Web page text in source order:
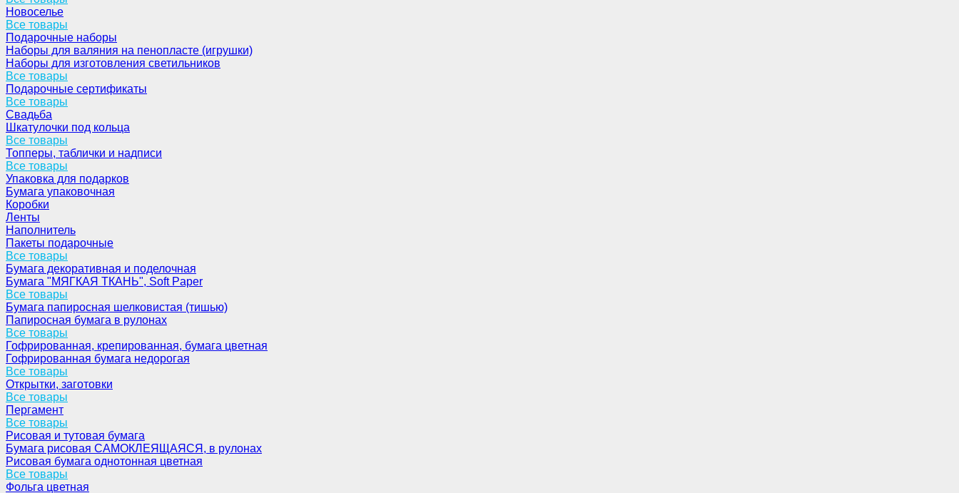
Новоселье
Все товары
Подарочные наборы
Наборы для валяния на пенопласте (игрушки)
Наборы для изготовления светильников
Все товары
Подарочные сертификаты
Все товары
Свадьба
Шкатулочки под кольца
Все товары
Топперы, таблички и надписи
Все товары
Упаковка для подарков
Бумага упаковочная
Коробки
Ленты
Наполнитель
Пакеты подарочные
Все товары
Бумага декоративная и поделочная
Бумага "МЯГКАЯ ТКАНЬ", Soft Paper
Все товары
Бумага папиросная шелковистая (тишью)
Папиросная бумага в рулонах
Все товары
Гофрированная, крепированная, бумага цветная
Гофрированная бумага недорогая
Все товары
Открытки, заготовки
Все товары
Пергамент
Все товары
Рисовая и тутовая бумага
Бумага рисовая САМОКЛЕЯЩАЯСЯ, в рулонах
Рисовая бумага однотонная цветная
Все товары
Фольга цветная